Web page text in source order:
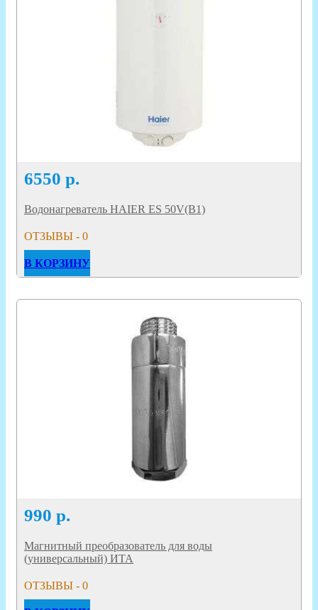
6550 р.
Водонагреватель HAIER ES 50V(B1)
ОТЗЫВЫ - 0
В КОРЗИНУ
990 р.
Магнитный преобразователь для воды
(универсальный) ИТА
ОТЗЫВЫ - 0